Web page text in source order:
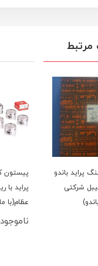
پراید باندو
شرکتی
پیستون
عظام(با
ناموجود